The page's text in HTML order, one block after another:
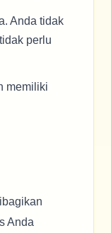
Anda tidak
perlu
memiliki
Anda